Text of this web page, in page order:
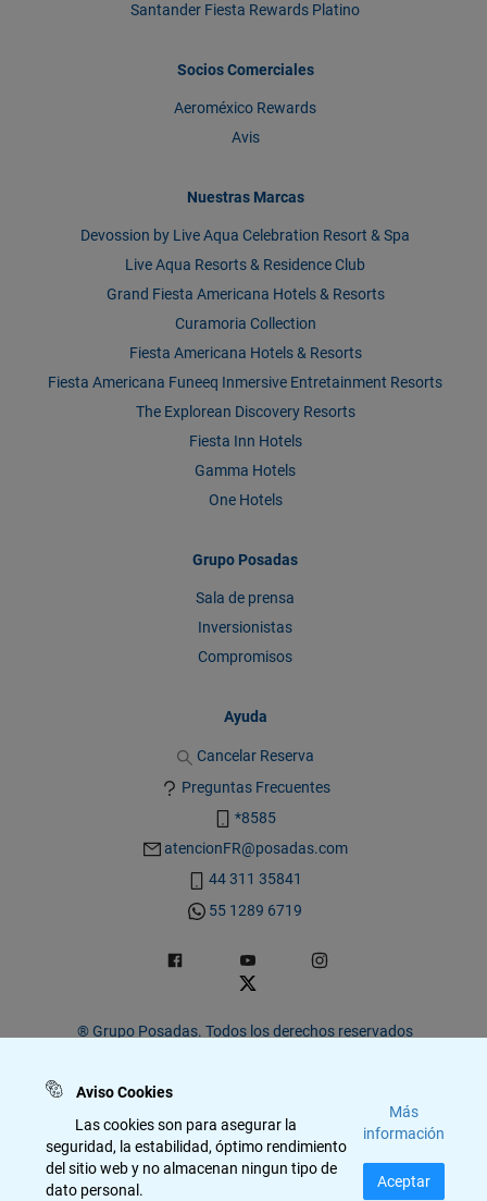
Santander Fiesta Rewards Platino
Socios Comerciales
Aeroméxico Rewards
Avis
Nuestras Marcas
Devossion by Live Aqua Celebration Resort & Spa
Live Aqua Resorts & Residence Club
Grand Fiesta Americana Hotels & Resorts
Curamoria Collection
Fiesta Americana Hotels & Resorts
Fiesta Americana Funeeq Inmersive Entretainment Resorts
The Explorean Discovery Resorts
Fiesta Inn Hotels
Gamma Hotels
One Hotels
Grupo Posadas
Sala de prensa
Inversionistas
Compromisos
Ayuda
Cancelar Reserva
Preguntas Frecuentes
*8585
atencionFR@posadas.com
44 311 35841
55 1289 6719
® Grupo Posadas. Todos los derechos reservados
Aviso Cookies
Las cookies son para asegurar la
seguridad, la estabilidad, óptimo rendimiento
del sitio web y no almacenan ningun tipo de
dato personal.
Más
información
Aceptar